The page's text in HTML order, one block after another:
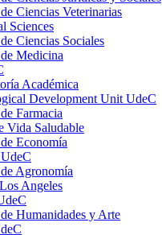
Ciencias Veterinarias
Sciences
Ciencias Sociales
Medicina
Académica
Development Unit UdeC
Farmacia
Vida Saludable
Economía
Agronomía
Angeles
Humanidades y Arte